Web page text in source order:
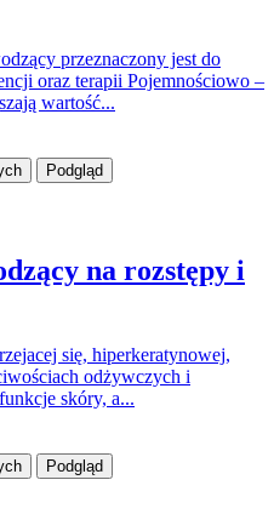
przeznaczony jest do
oraz terapii Pojemnościowo –
wartość...
Podgląd
na rozstępy i
się, hiperkeratynowej,
odżywczych i
skóry, a...
Podgląd